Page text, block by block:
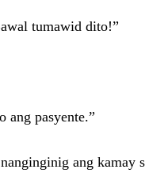
tumawid dito!”
ang pasyente.”
ang kamay